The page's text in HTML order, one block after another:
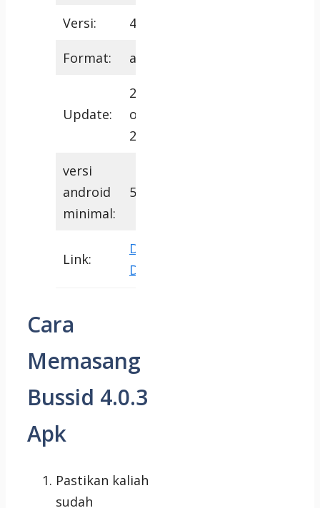
Versi: 4.0.3
Format: apk, obb
Update:
23
oktober
2023
versi
android
minimal:
5.1
Link:
Download
Disini
Cara
Memasang
Bussid 4.0.3
Apk
Pastikan kaliah
sudah